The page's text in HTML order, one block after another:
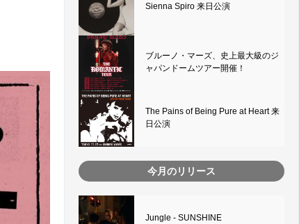
Sienna Spiro 来日公演
ブルーノ・マーズ、史上最大級のジ
ャパンドームツアー開催！
The Pains of Being Pure at Heart 来
日公演
今月のリリース
Jungle - SUNSHINE